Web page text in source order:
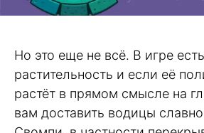
Но это еще не всё. В игре
растительность и если её
растёт в прямом смысле на
вам доставить водицы